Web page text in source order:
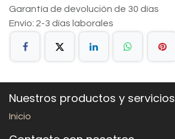
Garantía de devolución de 30 días
Envío: 2-3 días laborales
Nuestros productos y servicios
Inicio